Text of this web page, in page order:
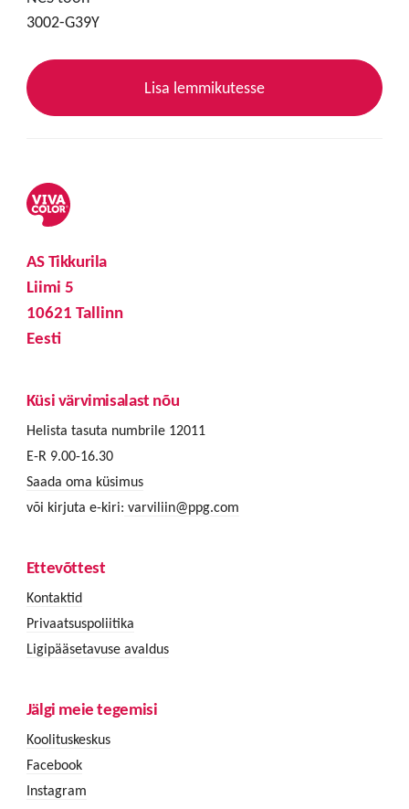
3002-G39Y
Lisa lemmikutesse
AS Tikkurila
Liimi 5
10621 Tallinn
Eesti
Küsi värvimisalast nõu
Helista tasuta numbrile 12011
E-R 9.00-16.30
Saada oma küsimus
või kirjuta e-kiri: varviliin@ppg.com
Ettevõttest
Kontaktid
Privaatsuspoliitika
Ligipääsetavuse avaldus
Jälgi meie tegemisi
Koolituskeskus
Facebook
Instagram